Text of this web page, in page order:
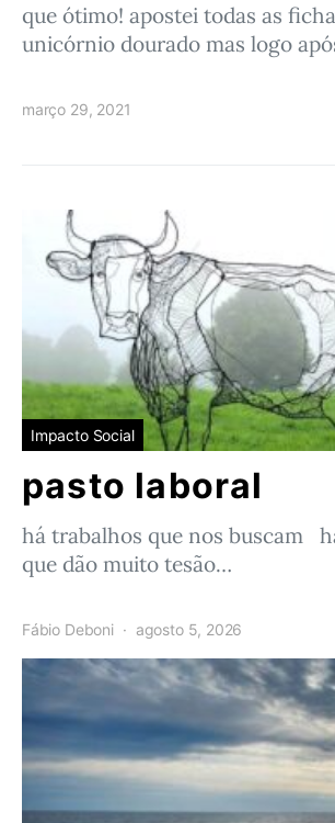
que ótimo! apostei todas as
unicórnio dourado mas logo
março 29, 2021
Impacto Social
pasto laboral
há trabalhos que nos buscam
que dão muito tesão…
Fábio Deboni agosto 5, 2026